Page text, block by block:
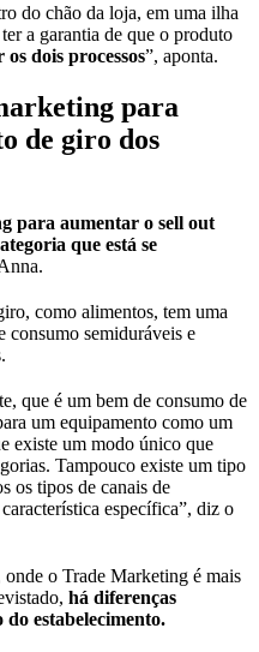
do chão da loja, em uma ilha
a garantia de que o produto
dois processos”, aponta.
para
de giro dos
para aumentar o sell out
que está se
como alimentos, tem uma
consumo semiduráveis e
que é um bem de consumo de
um equipamento como um
existe um modo único que
Tampouco existe um tipo
os tipos de canais de
específica”, diz o
o Trade Marketing é mais
há diferenças
estabelecimento.